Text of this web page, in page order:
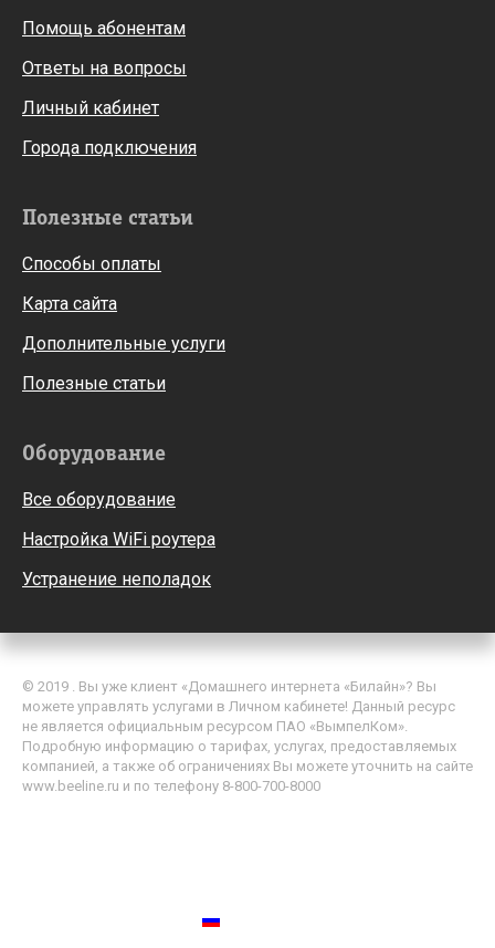
Помощь абонентам
Ответы на вопросы
Личный кабинет
Города подключения
Полезные статьи
Способы оплаты
Карта сайта
Дополнительные услуги
Полезные статьи
Оборудование
Все оборудование
Настройка WiFi роутера
Устранение неполадок
© 2019 . Вы уже клиент «Домашнего интернета «Билайн»? Вы
можете управлять услугами в Личном кабинете! Данный ресурс
не является официальным ресурсом ПАО «ВымпелКом».
Подробную информацию о тарифах, услугах, предоставляемых
компанией, а также об ограничениях Вы можете уточнить на сайте
www.beeline.ru и по телефону 8-800-700-8000